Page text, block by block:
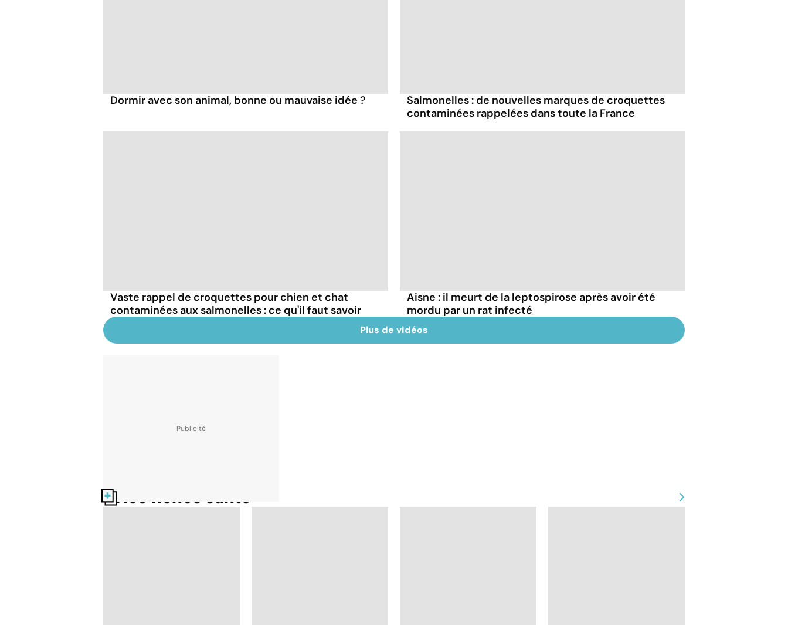
Dormir avec son animal, bonne ou mauvaise idée ?
Salmonelles : de nouvelles marques de croquettes
contaminées rappelées dans toute la France
Vaste rappel de croquettes pour chien et chat
contaminées aux salmonelles : ce qu'il faut savoir
Aisne : il meurt de la leptospirose après avoir été
mordu par un rat infecté
Plus de vidéos
Nos fiches santé